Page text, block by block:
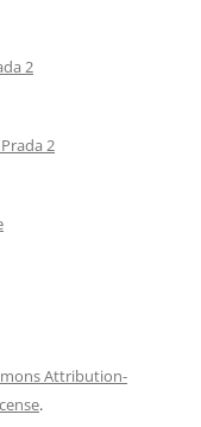
2
2
Attribution-
.